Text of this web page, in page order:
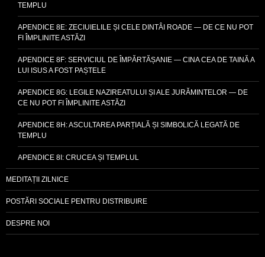
TEMPLU
APENDICE 8E: ZECIUIELILE ȘI CELE DINTÂI ROADE — DE CE NU POT
FI ÎMPLINITE ASTĂZI
APENDICE 8F: SERVICIUL DE ÎMPĂRTĂȘANIE — CINA CEA DE TAINĂ A
LUI ISUS A FOST PAȘTELE
APENDICE 8G: LEGILE NAZIREATULUI ȘI ALE JURĂMINTELOR — DE
CE NU POT FI ÎMPLINITE ASTĂZI
APENDICE 8H: ASCULTAREA PARȚIALĂ ȘI SIMBOLICĂ LEGATĂ DE
TEMPLU
APENDICE 8I: CRUCEA ȘI TEMPLUL
MEDITAȚII ZILNICE
POSTĂRI SOCIALE PENTRU DISTRIBUIRE
DESPRE NOI